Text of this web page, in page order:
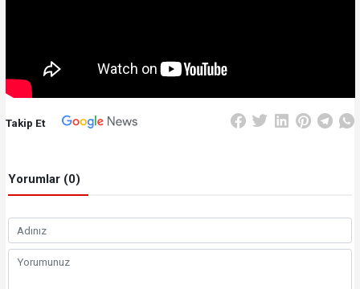
Takip Et
Yorumlar (0)